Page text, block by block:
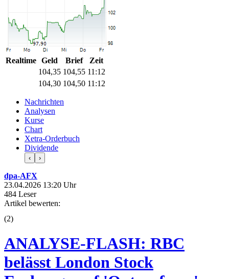
Realtime Geld Brief
Zeit
104,35 104,55 11:12
104,30 104,50 11:12
Nachrichten
Analysen
Kurse
Chart
Xetra-Orderbuch
Dividende
‹ ›
dpa-AFX
23.04.2026 13:20 Uhr
484 Leser
Artikel bewerten:
(2)
ANALYSE-FLASH: RBC
belässt London Stock